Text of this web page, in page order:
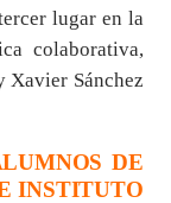
lugar en la
colaborativa,
Xavier Sánchez
DE
INSTITUTO